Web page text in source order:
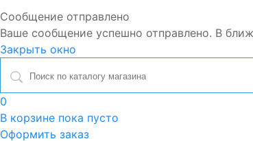
Сообщение отправлено
Ваше сообщение успешно отправлено. В
Закрыть окно
0
В корзине пока пусто
Оформить заказ